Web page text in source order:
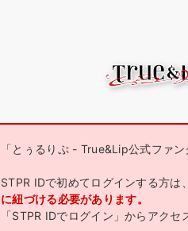
「とぅるりぷ - True&Lip公式ファ
STPR IDで初めてログインする方は、
に紐づける必要があります。
「STPR IDでログイン」からアクセ